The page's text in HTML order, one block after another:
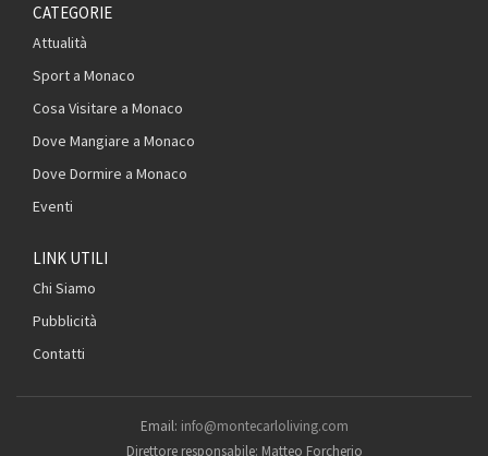
CATEGORIE
Attualità
Sport a Monaco
Cosa Visitare a Monaco
Dove Mangiare a Monaco
Dove Dormire a Monaco
Eventi
LINK UTILI
Chi Siamo
Pubblicità
Contatti
Email: info@montecarloliving.com
Direttore responsabile: Matteo Forcherio